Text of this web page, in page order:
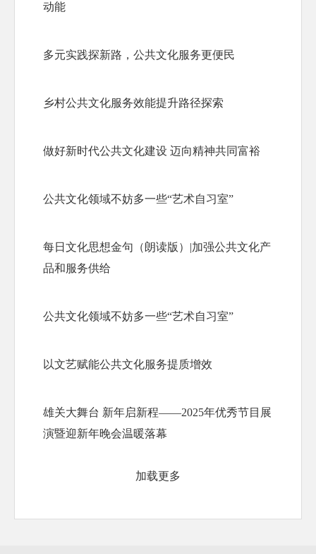
动能
多元实践探新路，公共文化服务更便民
乡村公共文化服务效能提升路径探索
做好新时代公共文化建设 迈向精神共同富裕
公共文化领域不妨多一些“艺术自习室”
每日文化思想金句（朗读版）|加强公共文化产
品和服务供给
公共文化领域不妨多一些“艺术自习室”
以文艺赋能公共文化服务提质增效
雄关大舞台 新年启新程——2025年优秀节目展
演暨迎新年晚会温暖落幕
加载更多